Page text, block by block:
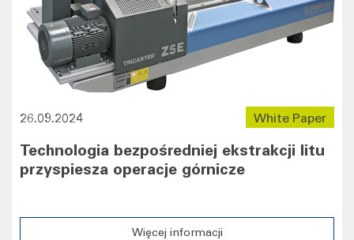
White Paper
26.09.2024
Technologia bezpośredniej ekstrakcji litu
przyspiesza operacje górnicze
Więcej informacji